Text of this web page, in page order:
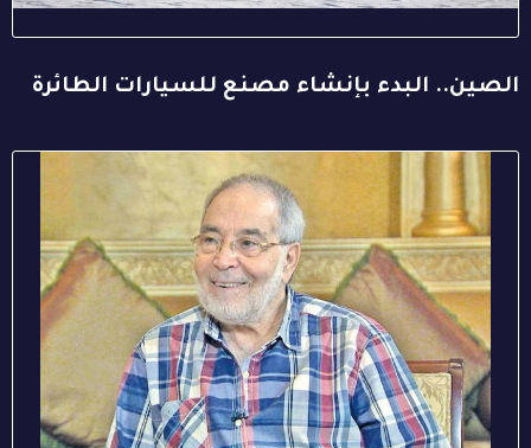
الصين.. البدء بإنشاء مصنع للسيارات الطائرة